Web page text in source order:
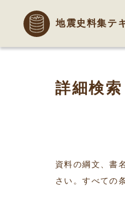
地震史料集テ
詳細検索
資料の綱文、書
さい。すべての